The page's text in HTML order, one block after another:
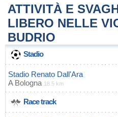
ATTIVITÀ E
LIBERO NELLE
BUDRIO
Stadio
Stadio Renato Dall'Ara
A Bologna 18.5 km
Race track